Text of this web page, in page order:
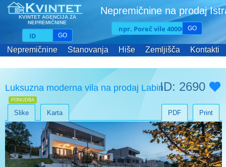
KVINTET AGENCIJA ZA
NEPREMIČNINE
Nepremičnine na prodaj
GO
GO
Nepremičnine Stanovanja Hiše Zemljišča Kontakti
Luksuzna moderna vila na prodaj Labin
PONUDBA
ID: 2690
Slike Karta Print
PDF